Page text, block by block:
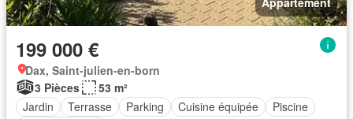
199 000 €
Dax, Saint-julien-en-born
3 Pièces
53 m²
Jardin
Terrasse Parking Cuisine équipée
Piscine